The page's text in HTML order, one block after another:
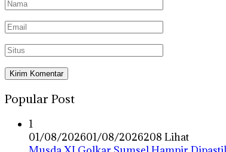
Popular Post
1
01/08/202601/08/2026208 Lihat